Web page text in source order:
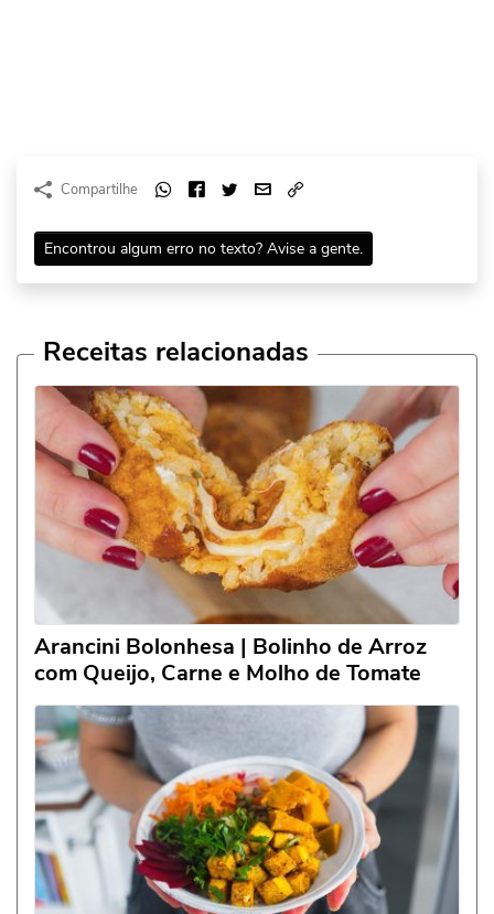
Compartilhe
Encontrou algum erro no texto? Avise a gente.
Receitas relacionadas
Arancini Bolonhesa | Bolinho de Arroz
com Queijo, Carne e Molho de Tomate